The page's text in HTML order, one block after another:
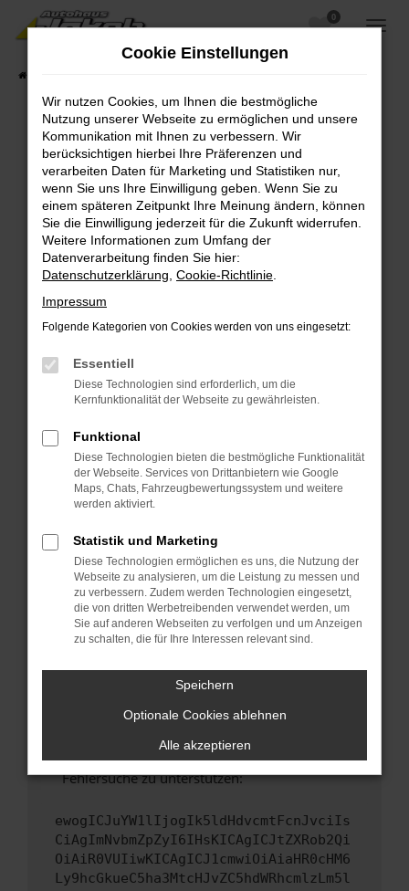
Zum
Hauptinhalt
0
Fehler: Network Error
Beim Laden ist ein Fehler aufgetreten.
Hier sind ein paar Tipps, die dir helfen können:
Überprüfe deine Firewall und deine
Internetverbindung.
Laden andere Webseiten, zum Beispiel deine
Suchmaschine?
Prüfe deine Browsererweiterungen.
Manche Erweiterungen, wie Werbeblocker,
können das Laden bestimmter Seiten
verhindern. Funktioniert die Seite in einem
Fenster?
Starte dein Gerät neu.
Das kann manchmal helfen, vorübergehende
Probleme zu beheben.
Betriebssystem auf dem neuesten Stand
sind.
Veraltete Software birgt nicht nur ein
Sicherheitsrisiko, sondern kann auch dazu
führen, dass bestimmte Funktionen nicht mehr
unterstützt werden.
Wende dich an den Webseitenbetreiber.
Wenn du alle oben genannten Schritte versucht
hast, kontaktiere uns bitte. Wir werden
versuchen, das Problem zu beheben. Du kannst
uns diesen Text schicken, um uns bei der
Fehlersuche zu unterstützen:
ewogICJuYW1lIjogIk5ldHdvcmtFcnJvciIs
CiAgImNvbmZpZyI6IHsKICAgICJtZXRob2Qi
OiAiR0VUIiwKICAgICJ1cmwiOiAiaHR0cHM6
Ly9hcGkueC5ha3MtcHJvZC5hdWRhcmlzLm5l
Cookie Einstellungen
Wir nutzen Cookies, um Ihnen die bestmögliche
Nutzung unserer Webseite zu ermöglichen und unsere
Kommunikation mit Ihnen zu verbessern. Wir
berücksichtigen hierbei Ihre Präferenzen und
verarbeiten Daten für Marketing und Statistiken nur,
wenn Sie uns Ihre Einwilligung geben. Wenn Sie zu
einem späteren Zeitpunkt Ihre Meinung ändern, können
Sie die Einwilligung jederzeit für die Zukunft widerrufen.
Weitere Informationen zum Umfang der
Datenverarbeitung finden Sie hier:
Datenschutzerklärung Cookie-Richtlinie
Impressum
Folgende Kategorien von Cookies werden von uns eingesetzt:
Essentiell
Diese Technologien sind erforderlich, um die
Kernfunktionalität der Webseite zu gewährleisten.
Funktional
Diese Technologien bieten die bestmögliche Funktionalität
der Webseite. Services von Drittanbietern wie Google
Maps, Chats, Fahrzeugbewertungssystem und weitere
werden aktiviert.
Statistik und Marketing
Diese Technologien ermöglichen es uns, die Nutzung der
Webseite zu analysieren, um die Leistung zu messen und
zu verbessern. Zudem werden Technologien eingesetzt,
die von dritten Werbetreibenden verwendet werden, um
Sie auf anderen Webseiten zu verfolgen und um Anzeigen
zu schalten, die für Ihre Interessen relevant sind.
Speichern
Optionale Cookies ablehnen
Alle akzeptieren